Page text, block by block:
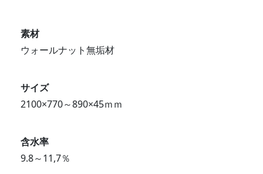
素材
ウォールナット無垢材
サイズ
2100×770～890×45ｍｍ
含水率
9.8～11,7％